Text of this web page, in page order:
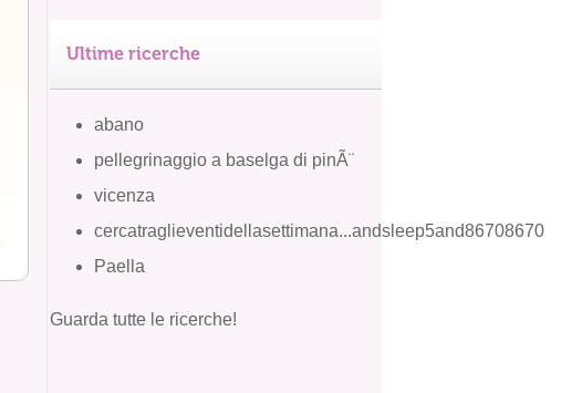
Ultime ricerche
abano
pellegrinaggio a baselga di pinÃ¨
vicenza
cercatraglieventidellasettimana...andsleep5and86708670
Paella
Guarda tutte le ricerche!